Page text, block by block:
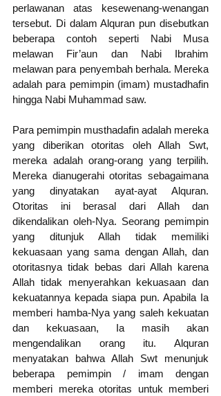
perlawanan atas kesewenang-wenangan
tersebut. Di dalam Alquran pun disebutkan
beberapa contoh seperti Nabi Musa
melawan Fir’aun dan Nabi Ibrahim
melawan para penyembah berhala. Mereka
adalah para pemimpin (imam) mustadhafin
hingga Nabi Muhammad saw.
Para pemimpin musthadafin adalah mereka
yang diberikan otoritas oleh Allah Swt,
mereka adalah orang-orang yang terpilih.
Mereka dianugerahi otoritas sebagaimana
yang dinyatakan ayat-ayat Alquran.
Otoritas ini berasal dari Allah dan
dikendalikan oleh-Nya. Seorang pemimpin
yang ditunjuk Allah tidak memiliki
kekuasaan yang sama dengan Allah, dan
otoritasnya tidak bebas dari Allah karena
Allah tidak menyerahkan kekuasaan dan
kekuatannya kepada siapa pun. Apabila Ia
memberi hamba-Nya yang saleh kekuatan
dan kekuasaan, Ia masih akan
mengendalikan orang itu. Alquran
menyatakan bahwa Allah Swt menunjuk
beberapa pemimpin / imam dengan
memberi mereka otoritas untuk memberi